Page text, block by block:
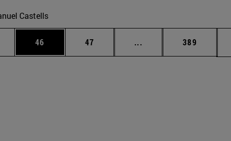
Castells
Use TAB para desplazarse.
Página
46 Página
47 ... Páginas intermedias
Página
389